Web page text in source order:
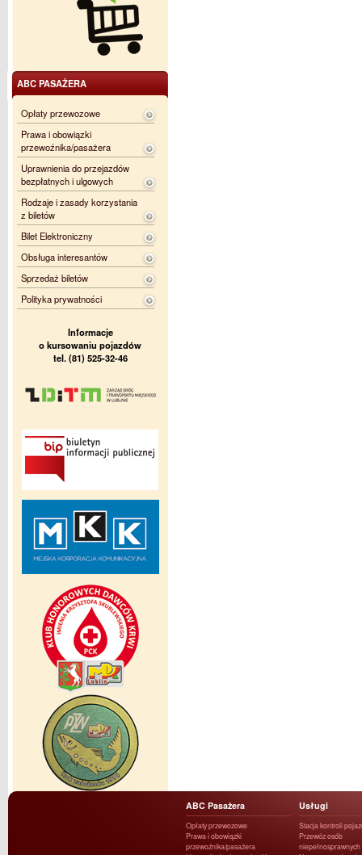
ABC PASAŻERA
Opłaty przewozowe
Prawa i obowiązki
przewoźnika/pasażera
Uprawnienia do przejazdów
bezpłatnych i ulgowych
Rodzaje i zasady korzystania
z biletów
Bilet Elektroniczny
Obsługa interesantów
Sprzedaż biletów
Polityka prywatności
Informacje
o kursowaniu pojazdów
tel. (81) 525-32-46
ABC Pasażera
Opłaty przewozowe
Prawa i obowiązki
przewoźnika/pasażera
Usługi
Stacja kontroli
Przewóz osób
niepełnosprawnych